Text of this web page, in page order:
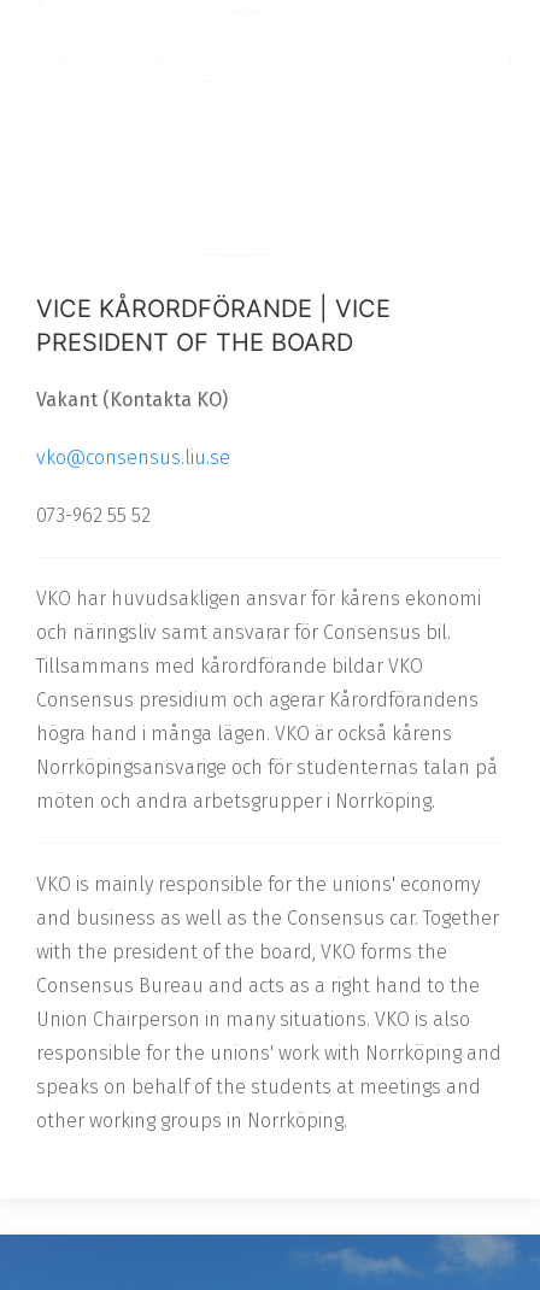
VICE KÅRORDFÖRANDE | VICE
PRESIDENT OF THE BOARD
Vakant (Kontakta KO)
vko@consensus.liu.se
073-962 55 52
VKO har huvudsakligen ansvar för kårens ekonomi
och näringsliv samt ansvarar för Consensus bil.
Tillsammans med kårordförande bildar VKO
Consensus presidium och agerar Kårordförandens
högra hand i många lägen. VKO är också kårens
Norrköpingsansvarige och för studenternas talan på
möten och andra arbetsgrupper i Norrköping.
VKO is mainly responsible for the unions' economy
and business as well as the Consensus car. Together
with the president of the board, VKO forms the
Consensus Bureau and acts as a right hand to the
Union Chairperson in many situations. VKO is also
responsible for the unions' work with Norrköping and
speaks on behalf of the students at meetings and
other working groups in Norrköping.